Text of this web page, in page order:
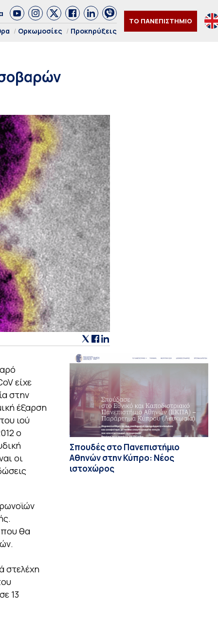
Ορκωμοσίες Προκηρύξεις
ΤΟ ΠΑΝΕΠΙΣΤΗΜΙΟ
είχε
στην
έξαρση
ιού
ο
οι
που θα
στελέχη
13
Σπουδές στο Πανεπιστήμιο
Αθηνών στην Κύπρο: Νέος
ιστοχώρος